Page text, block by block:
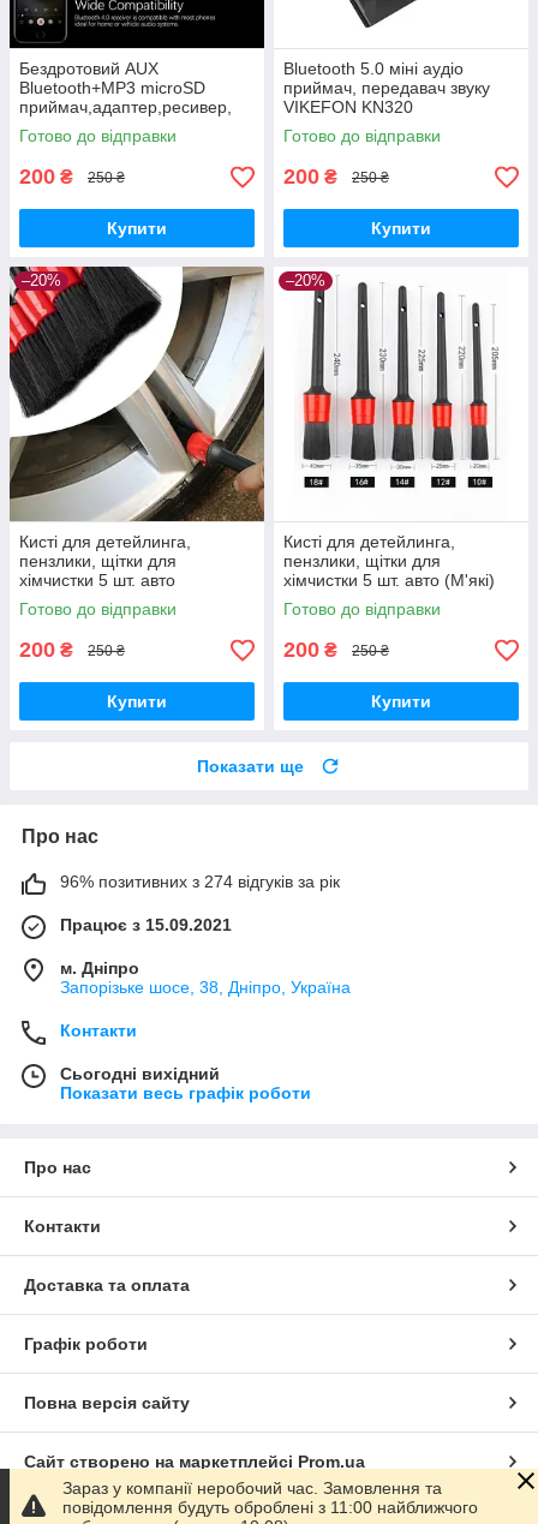
Бездротовий AUX
Bluetooth+MP3 microSD
приймач,адаптер,ресивер,
ГУЧНИЙ ЗВ'ЯЗОК X6
Готово до відправки
200 ₴ 250 ₴
Купити
Bluetooth 5.0 міні аудіо
приймач, передавач звуку
VIKEFON KN320
Готово до відправки
200 ₴ 250 ₴
Купити
–20%
Кисті для детейлинга,
пензлики, щітки для
хімчистки 5 шт. авто
Готово до відправки
200 ₴ 250 ₴
Купити
–20%
Кисті для детейлинга,
пензлики, щітки для
хімчистки 5 шт. авто (М'які)
Готово до відправки
200 ₴ 250 ₴
Купити
Показати ще
Про нас
96% позитивних з 274 відгуків за рік
Працює з 15.09.2021
м. Дніпро
Запорізьке шосе, 38, Дніпро, Україна
Контакти
Сьогодні вихідний
Показати весь графік роботи
Про нас
Контакти
Доставка та оплата
Графік роботи
Повна версія сайту
Сайт створено на маркетплейсі Prom.ua
Зараз у компанії неробочий час. Замовлення та
повідомлення будуть оброблені з 11:00 найближчого